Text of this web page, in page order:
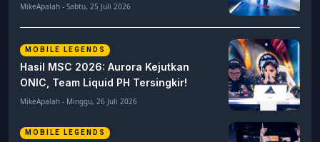
MikeApalah - Sabtu, 25 Juli 2026
MOBILE LEGENDS
Hasil MSC 2026: Aurora Kejutkan
ONIC, Team Liquid PH Tersingkir!
MikeApalah - Minggu, 26 Juli 2026
MOBILE LEGENDS